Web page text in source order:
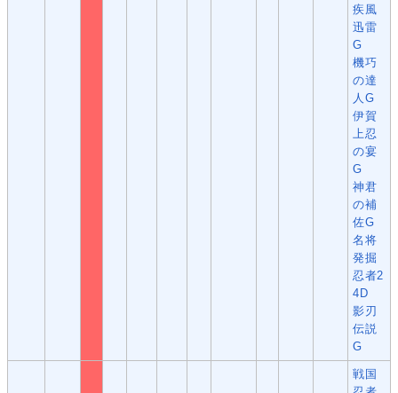
疾風
迅雷
G
機巧
の達
人G
伊賀
上忍
の宴
G
神君
の補
佐G
名将
発掘
忍者2
4D
影刃
伝説
G
戦国